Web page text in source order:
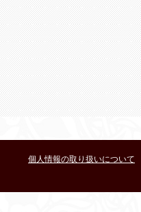
個人情報の取り扱いについて